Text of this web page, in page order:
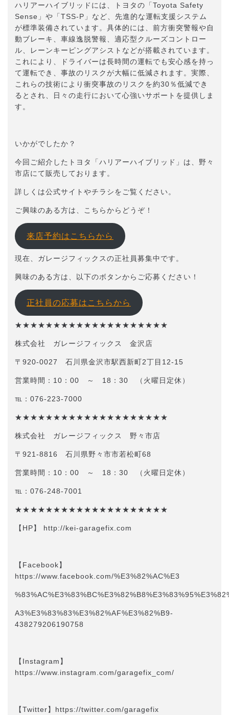
ハリアーハイブリッドには、トヨタの「Toyota Safety
Sense」や「TSS-P」など、先進的な運転支援システム
が標準装備されています。具体的には、前方衝突警報や自
動ブレーキ、車線逸脱警報、適応型クルーズコントロー
ル、レーンキーピングアシストなどが搭載されています。
これにより、ドライバーは長時間の運転でも安心感を持っ
て運転でき、事故のリスクが大幅に低減されます。実際、
これらの技術により衝突事故のリスクを約30％低減でき
るとされ、日々の走行において心強いサポートを提供しま
す。
いかがでしたか？
今回ご紹介したトヨタ「ハリアーハイブリッド」は、野々
市店にて販売しております。
詳しくは公式サイトやチラシをご覧ください。
ご興味のある方は、こちらからどうぞ！
来店予約はこちらから
現在、ガレージフィックスの正社員募集中です。
興味のある方は、以下のボタンからご応募ください！
正社員の応募はこちらから
★★★★★★★★★★★★★★★★★★★★
株式会社 ガレージフィックス 金沢店
〒920-0027 石川県金沢市駅西新町2丁目12-15
営業時間：10：00 ～ 18：30 （火曜日定休）
℡：076-223-7000
★★★★★★★★★★★★★★★★★★★★
株式会社 ガレージフィックス 野々市店
〒921-8816 石川県野々市市若松町68
営業時間：10：00 ～ 18：30 （火曜日定休）
℡：076-248-7001
★★★★★★★★★★★★★★★★★★★★
【HP】 http://kei-garagefix.com​​
【Facebook】
https://www.facebook.com/%E3%82%AC%E3
A3%E3%83%83%E3%82%AF%E3%82%B9-
438279206190758
【Instagram】
https://www.instagram.com/garagefix_com/
【Twitter】https://twitter.com/garagefix